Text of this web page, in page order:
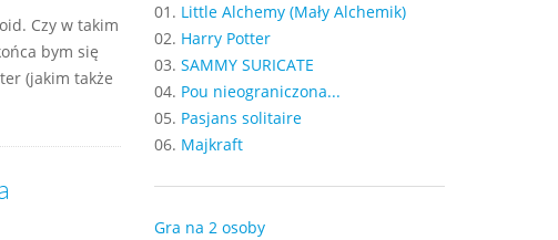
Czy w takim
bym się
(jakim także
01. Little Alchemy (Mały Alchemik)
02. Harry Potter
03. SAMMY SURICATE
04. Pou nieograniczona...
05. Pasjans solitaire
06. Majkraft
Gra na 2 osoby